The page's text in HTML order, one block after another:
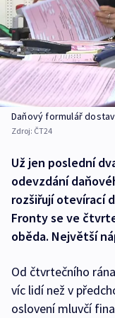
Daňový formulář
Zdroj: ČT24
Už jen poslední
odevzdání
rozšiřují otevírací
Fronty se ve
oběda. Největší
Od čtvrtečního
víc lidí než v
oslovení mluvčí